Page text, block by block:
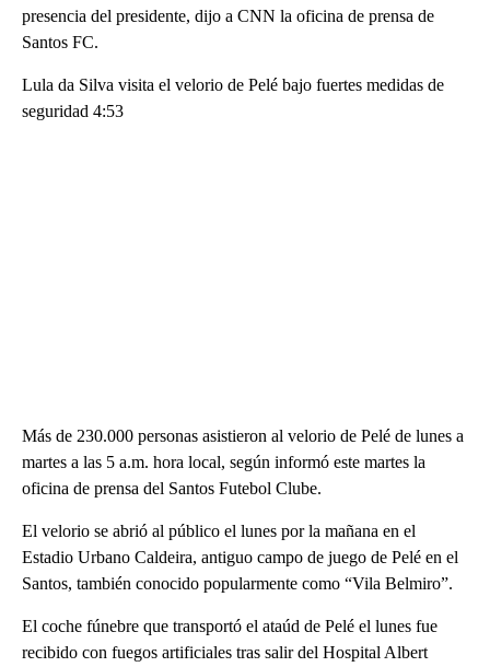
presencia del presidente, dijo a CNN la oficina de prensa de
Santos FC.
Lula da Silva visita el velorio de Pelé bajo fuertes medidas de
seguridad 4:53
Más de 230.000 personas asistieron al velorio de Pelé de lunes a
martes a las 5 a.m. hora local, según informó este martes la
oficina de prensa del Santos Futebol Clube.
El velorio se abrió al público el lunes por la mañana en el
Estadio Urbano Caldeira, antiguo campo de juego de Pelé en el
Santos, también conocido popularmente como “Vila Belmiro”.
El coche fúnebre que transportó el ataúd de Pelé el lunes fue
recibido con fuegos artificiales tras salir del Hospital Albert